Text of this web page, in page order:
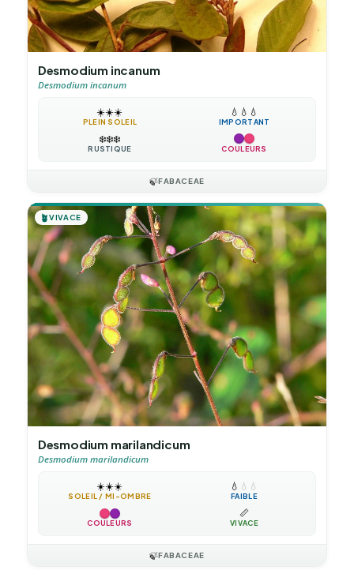
Desmodium incanum
Desmodium incanum
☀️☀️☀️
PLEIN SOLEIL
💧 💧 💧
IMPORTANT
❄️❄️❄️
RUSTIQUE COULEURS
🍃FABACEAE
🪴VIVACE
Desmodium marilandicum
Desmodium marilandicum
☀️☀️☀️
SOLEIL / MI-OMBRE
💧 💧 💧
FAIBLE
COULEURS
📏
VIVACE
🍃FABACEAE